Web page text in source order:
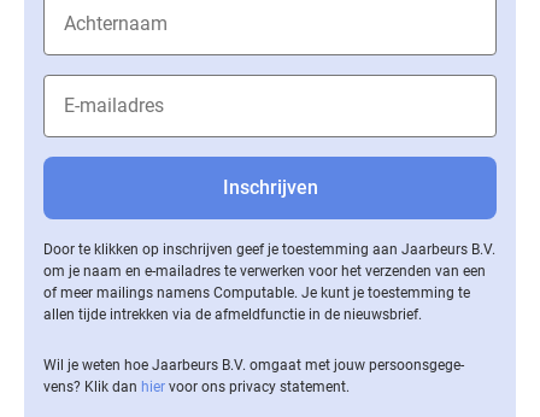
Door te klikken op inschrijven geef je toestemming aan Jaarbeurs B.V.
om je naam en e-mailadres te verwerken voor het verzenden van een
of meer mailings namens Computable. Je kunt je toestemming te
allen tijde intrekken via de af­meld­func­tie in de nieuwsbrief.
Wil je weten hoe Jaarbeurs B.V. omgaat met jouw per­soons­ge­ge­
vens? Klik dan hier voor ons privacy statement.